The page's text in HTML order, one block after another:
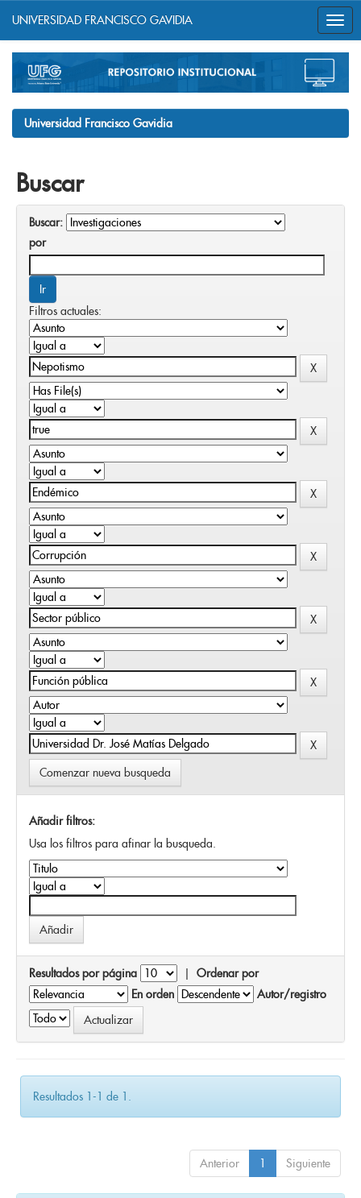
navigation
UNIVERSIDAD FRANCISCO GAVIDIA
Universidad Francisco Gavidia
Buscar
Buscar:
por
Filtros actuales:
Comenzar nueva busqueda
Añadir filtros:
Usa los filtros para afinar la busqueda.
Resultados por página | Ordenar por
En orden
Autor/registro
Resultados 1-1 de 1.
Anterior 1 Siguiente